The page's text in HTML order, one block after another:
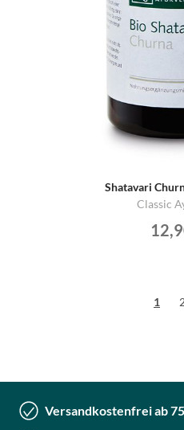
Shatavari
Classic
Sie
1
Versandkostenfrei ab